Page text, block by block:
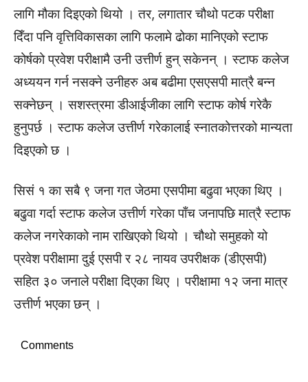
लागि मौका दिइएको थियो । तर, लगातार चौथो पटक परीक्षा
दिँदा पनि वृत्तिविकासका लागि फलामे ढोका मानिएको स्टाफ
कोर्षको प्रवेश परीक्षामै उनी उत्तीर्ण हुन् सकेनन् । स्टाफ कलेज
अध्ययन गर्न नसक्ने उनीहरु अब बढीमा एसएसपी मात्रै बन्न
सक्नेछन् । सशस्त्रमा डीआईजीका लागि स्टाफ कोर्ष गरेकै
हुनुपर्छ । स्टाफ कलेज उत्तीर्ण गरेकालाई स्नातकोत्तरको मान्यता
दिइएको छ ।
सिसं १ का सबै ९ जना गत जेठमा एसपीमा बढुवा भएका थिए ।
बढुवा गर्दा स्टाफ कलेज उत्तीर्ण गरेका पाँच जनापछि मात्रै स्टाफ
कलेज नगरेकाको नाम राखिएको थियो । चौथो समुहको यो
प्रवेश परीक्षामा दुई एसपी र २८ नायव उपरीक्षक (डीएसपी)
सहित ३० जनाले परीक्षा दिएका थिए । परीक्षामा १२ जना मात्र
उत्तीर्ण भएका छन् ।
Comments